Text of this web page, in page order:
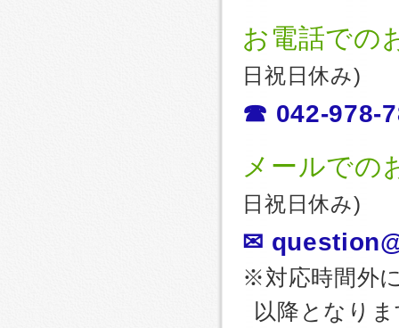
お電話での
日祝日休み)
☎ 042-978-
メールでの
日祝日休み)
✉
※対応時間外
以降となり